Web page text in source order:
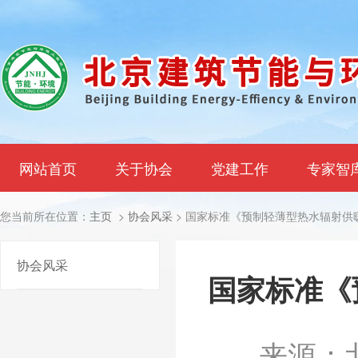
网站首页 关于协会 党建工作 专家智
您当前所在位置： 主页 > 协会风采 > 国家标准《预制轻薄型热水辐射
协会风采
国家标准